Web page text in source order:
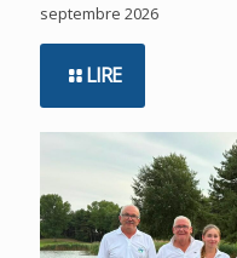
septembre 2026
LIRE